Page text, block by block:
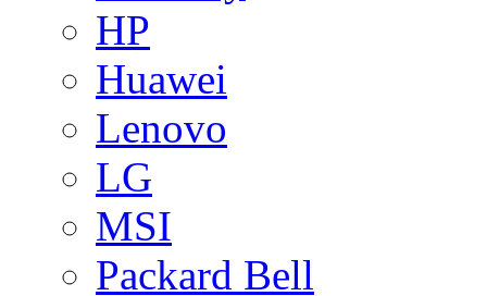
HP
Huawei
Lenovo
LG
MSI
Packard Bell